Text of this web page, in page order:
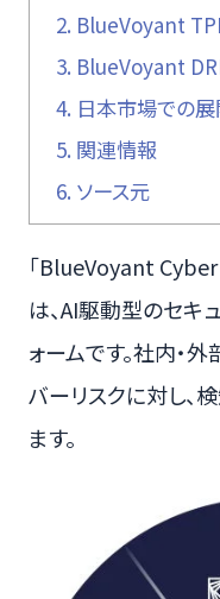
2. BlueVoyant
3. BlueVoyant
4. 日本市場での
5. 関連情報
6. ソース元
「BlueVoyant
は、AI駆動型のセキ
ォームです。社内・
バーリスクに対し、
ます。